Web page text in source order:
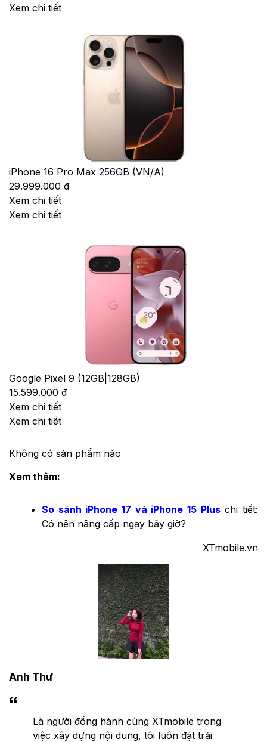
Xem chi tiết
iPhone 16 Pro Max 256GB (VN/A)
29.999.000 đ
Xem chi tiết
Xem chi tiết
Google Pixel 9 (12GB|128GB)
15.599.000 đ
Xem chi tiết
Xem chi tiết
Không có sản phẩm nào
Xem thêm:
So sánh iPhone 17 và iPhone 15 Pluschi tiết:
Có nên nâng cấp ngay bây giờ?
XTmobile.vn
Anh Thư
Là người đồng hành cùng XTmobile trong
việc xây dựng nội dung, tôi luôn đặt trải